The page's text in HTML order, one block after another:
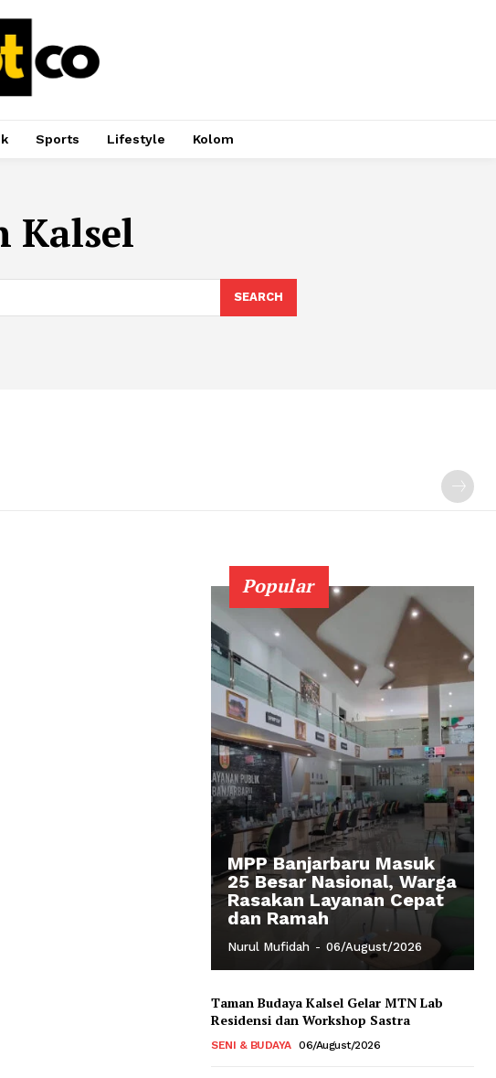
Sports Lifestyle Kolom
Kalsel
SEARCH
Popular
MPP Banjarbaru Masuk
25 Besar Nasional, Warga
Rasakan Layanan Cepat
dan Ramah
Nurul Mufidah - 06/August/2026
Taman Budaya Kalsel Gelar MTN Lab
Residensi dan Workshop Sastra
SENI & BUDAYA 06/August/2026